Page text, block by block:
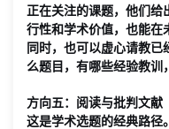
正在关注的课题，他们给
行性和学术价值，也能在
同时，也可以虚心请教已
么题目，有哪些经验教训
方向五：阅读与批判文献
这是学术选题的经典路径